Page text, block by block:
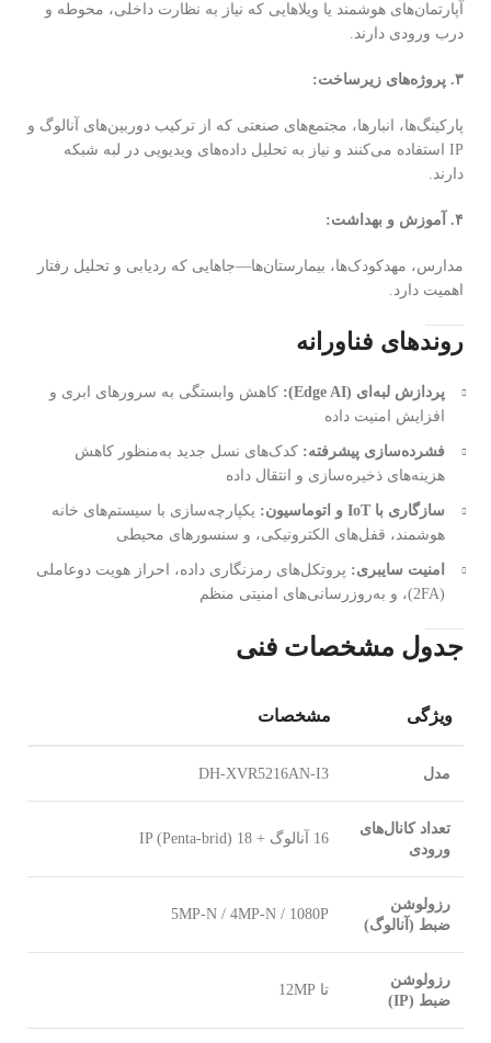
آپارتمان‌های هوشمند یا ویلاهایی که نیاز به نظارت داخلی، محوطه و
درب ورودی دارند.
۳. پروژه‌های زیرساخت:
پارکینگ‌ها، انبارها، مجتمع‌های صنعتی که از ترکیب دوربین‌های آنالوگ و
IP استفاده می‌کنند و نیاز به تحلیل داده‌های ویدیویی در لبه شبکه
دارند.
۴. آموزش و بهداشت:
مدارس، مهدکودک‌ها، بیمارستان‌ها—جاهایی که ردیابی و تحلیل رفتار
اهمیت دارد.
روندهای فناورانه
پردازش لبه‌ای (Edge AI):
کاهش وابستگی به سرورهای ابری و
افزایش امنیت داده
فشرده‌سازی پیشرفته: کدک‌های نسل جدید به‌منظور کاهش
هزینه‌های ذخیره‌سازی و انتقال داده
سازگاری با IoT و اتوماسیون:
یکپارچه‌سازی با سیستم‌های خانه
هوشمند، قفل‌های الکترونیکی، و سنسورهای محیطی
امنیت سایبری: پروتکل‌های رمزنگاری داده، احراز هویت دوعاملی
(2FA)، و به‌روزرسانی‌های امنیتی منظم
جدول مشخصات فنی
ویژگی مشخصات
مدل DH-XVR5216AN-I3
تعداد کانال‌های
ورودی
16 آنالوگ + 18 IP (Penta-brid)
رزولوشن
ضبط (آنالوگ)
5MP-N / 4MP-N / 1080P
رزولوشن
ضبط (IP)
تا 12MP